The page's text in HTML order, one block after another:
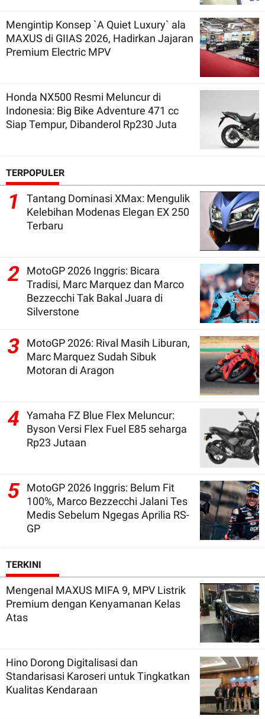
Mengintip Konsep `A Quiet Luxury` ala
MAXUS di GIIAS 2026, Hadirkan Jajaran
Premium Electric MPV
Honda NX500 Resmi Meluncur di
Indonesia: Big Bike Adventure 471 cc
Siap Tempur, Dibanderol Rp230 Juta
TERPOPULER
1
Tantang Dominasi XMax: Mengulik
Kelebihan Modenas Elegan EX 250
Terbaru
2
MotoGP 2026 Inggris: Bicara
Tradisi, Marc Marquez dan Marco
Bezzecchi Tak Bakal Juara di
Silverstone
3
MotoGP 2026: Rival Masih Liburan,
Marc Marquez Sudah Sibuk
Motoran di Aragon
4
Yamaha FZ Blue Flex Meluncur:
Byson Versi Flex Fuel E85 seharga
Rp23 Jutaan
5 MotoGP 2026 Inggris: Belum Fit
100%, Marco Bezzecchi Jalani Tes
Medis Sebelum Ngegas Aprilia RS-
GP
TERKINI
Mengenal MAXUS MIFA 9, MPV Listrik
Premium dengan Kenyamanan Kelas
Atas
Hino Dorong Digitalisasi dan
Standarisasi Karoseri untuk Tingkatkan
Kualitas Kendaraan